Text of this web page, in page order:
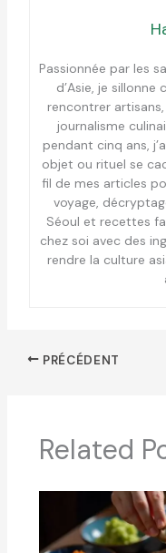
Passionnée par les
d’Asie, je
rencontrer
journalisme
pendant cinq ans,
objet ou rituel se
fil de mes articles
voyage,
Séoul et recettes
chez soi avec des
rendre la culture
PRÉCÉDENT
Related